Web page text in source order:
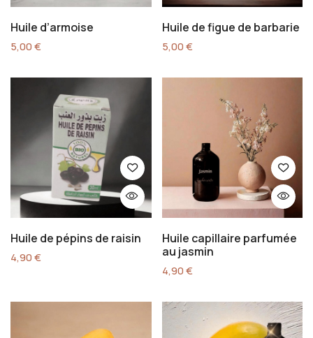
Huile d’armoise
5,00€
Huile de figue de barbarie
5,00€
Huile de pépins de raisin
4,90€
Huile capillaire parfumée
au jasmin
4,90€